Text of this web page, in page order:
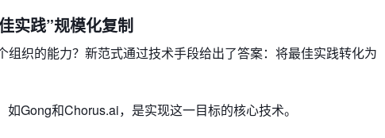
实践”规模化复制
组织的能力？新范式通过技术手段给出了答案：将最佳实践转化为
Gong和Chorus.ai，是实现这一目标的核心技术。